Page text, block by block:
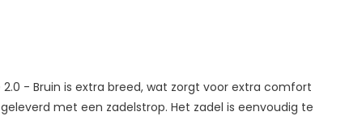
- Bruin is extra breed, wat zorgt voor extra comfort
met een zadelstrop. Het zadel is eenvoudig te